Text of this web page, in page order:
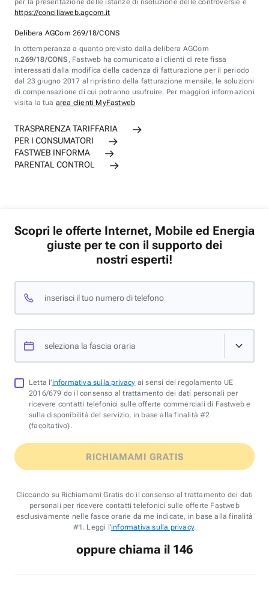
per la presentazione delle istanze di risoluzione delle controversie è
https://conciliaweb.agcom.it
Delibera AGCom 269/18/CONS
In ottemperanza a quanto previsto dalla delibera AGCom
n.269/18/CONS , Fastweb ha comunicato ai clienti di rete fissa
interessati dalla modifica della cadenza di fatturazione per il periodo
dal 23 giugno 2017 al ripristino della fatturazione mensile, le soluzioni
di compensazione di cui potranno usufruire. Per maggiori informazioni
visita la tua area clienti MyFastweb
TRASPARENZA TARIFFARIA
PER I CONSUMATORI
FASTWEB INFORMA
PARENTAL CONTROL
Scopri le offerte Internet, Mobile ed Energia
giuste per te con il supporto dei
nostri esperti!
inserisci il tuo numero di telefono
seleziona la fascia oraria
Letta l'informativa sulla privacy ai sensi del regolamento UE
2016/679 do il consenso al trattamento dei dati personali per
ricevere contatti telefonici sulle offerte commerciali di Fastweb e
sulla disponibilità del servizio, in base alla finalità #2
(facoltativo).
RICHIAMAMI GRATIS
Cliccando su Richiamami Gratis do il consenso al trattamento dei dati
personali per ricevere contatti telefonici sulle offerte Fastweb
esclusivamente nelle fasce orarie da me indicate, in base alla finalità
#1. Leggi l'informativa sulla privacy.
oppure chiama il 146